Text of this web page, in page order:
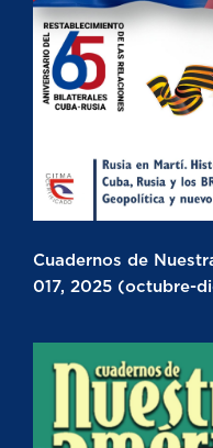
Cuadernos de
017, 2025 (octubre-